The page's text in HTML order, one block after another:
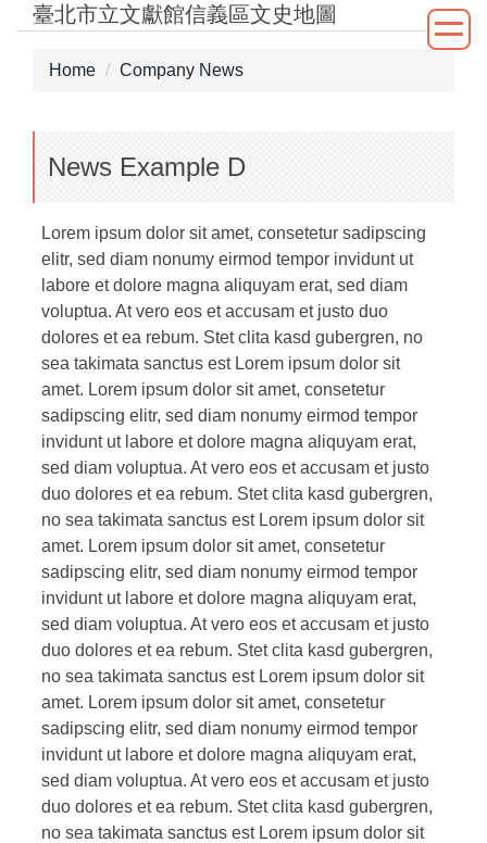
Jump
臺北市立文獻館信義區文史地圖
Home Company News
News Example D
Lorem ipsum dolor sit amet, consetetur sadipscing
elitr, sed diam nonumy eirmod tempor invidunt ut
labore et dolore magna aliquyam erat, sed diam
voluptua. At vero eos et accusam et justo duo
dolores et ea rebum. Stet clita kasd gubergren, no
sea takimata sanctus est Lorem ipsum dolor sit
amet. Lorem ipsum dolor sit amet, consetetur
sadipscing elitr, sed diam nonumy eirmod tempor
invidunt ut labore et dolore magna aliquyam erat,
sed diam voluptua. At vero eos et accusam et justo
duo dolores et ea rebum. Stet clita kasd gubergren,
no sea takimata sanctus est Lorem ipsum dolor sit
amet. Lorem ipsum dolor sit amet, consetetur
sadipscing elitr, sed diam nonumy eirmod tempor
invidunt ut labore et dolore magna aliquyam erat,
sed diam voluptua. At vero eos et accusam et justo
duo dolores et ea rebum. Stet clita kasd gubergren,
no sea takimata sanctus est Lorem ipsum dolor sit
amet. Lorem ipsum dolor sit amet, consetetur
sadipscing elitr, sed diam nonumy eirmod tempor
invidunt ut labore et dolore magna aliquyam erat,
sed diam voluptua. At vero eos et accusam et justo
duo dolores et ea rebum. Stet clita kasd gubergren,
no sea takimata sanctus est Lorem ipsum dolor sit